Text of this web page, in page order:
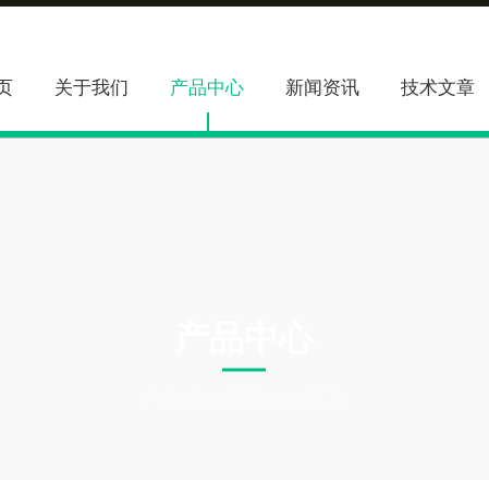
关于我们 产品中心 新闻资讯 技术文章